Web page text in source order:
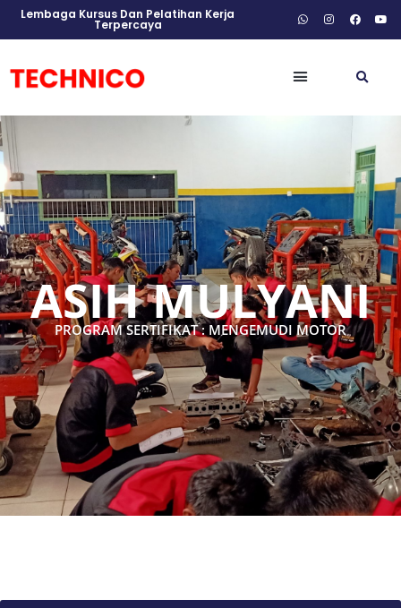
Lembaga Kursus Dan Pelatihan Kerja
Terpercaya
ASIH MULYANI
PROGRAM SERTIFIKAT : MENGEMUDI MOTOR